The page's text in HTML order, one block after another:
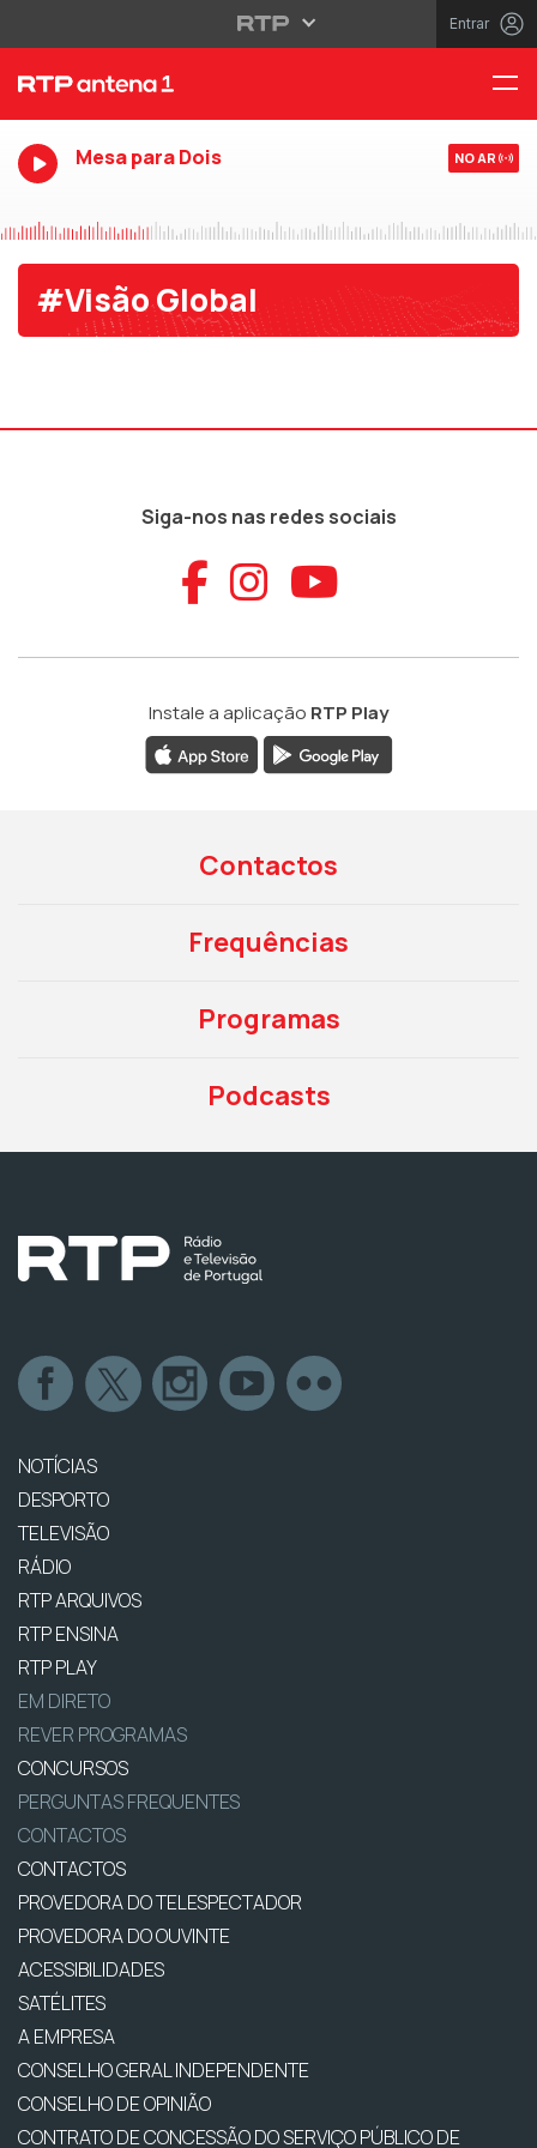
Entrar
Mesa para Dois NO AR
#Visão Global
Siga-nos nas redes sociais
Aceder ao
Aceder ao
Aceder
Instale a aplicação RTP Play
Contactos
Frequências
Programas
Podcasts
NOTÍCIAS
DESPORTO
TELEVISÃO
RÁDIO
RTP ARQUIVOS
RTP ENSINA
RTP PLAY
EM DIRETO
REVER PROGRAMAS
CONCURSOS
PERGUNTAS FREQUENTES
CONTACTOS
CONTACTOS
PROVEDORA DO TELESPECTADOR
PROVEDORA DO OUVINTE
ACESSIBILIDADES
SATÉLITES
A EMPRESA
CONSELHO GERAL INDEPENDENTE
CONSELHO DE OPINIÃO
CONTRATO DE CONCESSÃO DO SERVIÇO PÚBLICO DE